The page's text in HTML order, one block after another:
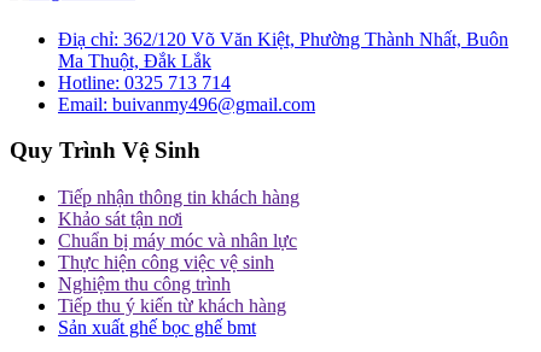
Điạ chỉ: 362/120 Võ Văn Kiệt, Phường Thành Nhất, Buôn
Ma Thuột, Đắk Lắk
Hotline: 0325 713 714
Email: buivanmy496@gmail.com
Quy Trình Vệ Sinh
Tiếp nhận thông tin khách hàng
Khảo sát tận nơi
Chuẩn bị máy móc và nhân lực
Thực hiện công việc vệ sinh
Nghiệm thu công trình
Tiếp thu ý kiến từ khách hàng
Sản xuất ghế bọc ghế bmt